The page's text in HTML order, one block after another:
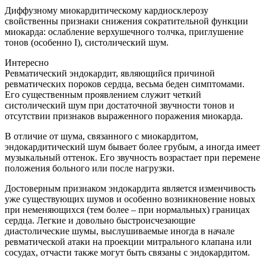
Диффузному миокардитическому кардиосклерозу
свойственны признаки снижения сократительной функции
миокарда: ослабление верхушечного толчка, приглушение
тонов (особенно I), систолический шум.
Интересно
Ревматический эндокардит, являющийся причиной
ревматических пороков сердца, весьма беден симптомами.
Его существенным проявлением служит четкий
систолический шум при достаточной звучности тонов и
отсутствии признаков выраженного поражения миокарда.
В отличие от шума, связанного с миокардитом,
эндокардитический шум бывает более грубым, а иногда имеет
музыкальный оттенок. Его звучность возрастает при перемене
положения больного или после нагрузки.
Достоверным признаком эндокардита является изменчивость
уже существующих шумов и особенно возникновение новых
при неменяющихся (тем более – при нормальных) границах
сердца. Легкие и довольно быстроисчезающие
диастолические шумы, выслушиваемые иногда в начале
ревматической атаки на проекции митрального клапана или
сосудах, отчасти также могут быть связаны с эндокардитом.